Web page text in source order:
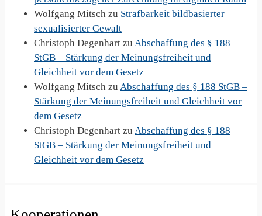
Wolfgang Mitsch zu Strafbarkeit bildbasierter
sexualisierter Gewalt
Christoph Degenhart zu Abschaffung des § 188
StGB – Stärkung der Meinungsfreiheit und
Gleichheit vor dem Gesetz
Wolfgang Mitsch zu Abschaffung des § 188 StGB –
Stärkung der Meinungsfreiheit und Gleichheit vor
dem Gesetz
Christoph Degenhart zu Abschaffung des § 188
StGB – Stärkung der Meinungsfreiheit und
Gleichheit vor dem Gesetz